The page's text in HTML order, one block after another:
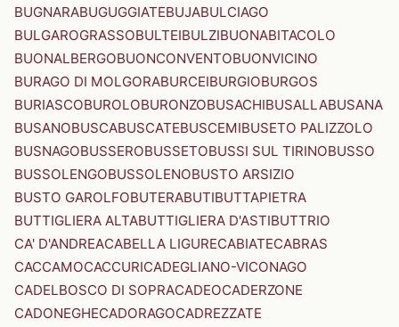
BUGNARABUGUGGIATEBUJABULCIAGO
BULGAROGRASSOBULTEIBULZIBUONABITACOLO
BUONALBERGOBUONCONVENTOBUONVICINO
BURAGO DI MOLGORABURCEIBURGIOBURGOS
BURIASCOBUROLOBURONZOBUSACHIBUSALLABUSANA
BUSANOBUSCABUSCATEBUSCEMIBUSETO PALIZZOLO
BUSNAGOBUSSEROBUSSETOBUSSI SUL TIRINOBUSSO
BUSSOLENGOBUSSOLENOBUSTO ARSIZIO
BUSTO GAROLFOBUTERABUTIBUTTAPIETRA
BUTTIGLIERA ALTABUTTIGLIERA D'ASTIBUTTRIO
CA' D'ANDREACABELLA LIGURECABIATECABRAS
CACCAMOCACCURICADEGLIANO-VICONAGO
CADELBOSCO DI SOPRACADEOCADERZONE
CADONEGHECADORAGOCADREZZATE